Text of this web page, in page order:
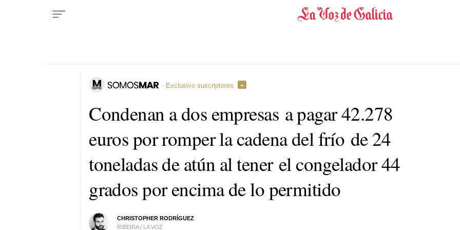
Condenan a dos empresas a pagar 42.278
euros por romper la cadena del frío de 24
toneladas de atún al tener el congelador 44
grados por encima de lo permitido
CHRISTOPHER RODRÍGUEZ
RIBEIRA / LA VOZ
· Exclusivo suscriptores